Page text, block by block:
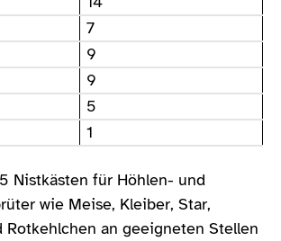
7
9
9
5
1
Nistkästen für Höhlen- und
wie Meise, Kleiber, Star,
Rotkehlchen an geeigneten Stellen